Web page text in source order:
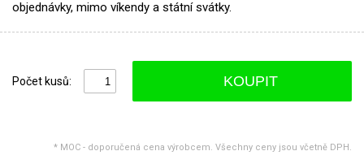
objednávky, mimo víkendy a státní svátky.
Počet kusů: KOUPIT
* MOC - doporučená cena výrobcem. Všechny ceny jsou včetně DPH.